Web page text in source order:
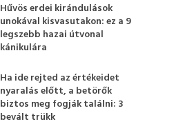
Hűvös erdei kirándulások
unokával kisvasutakon: ez a 9
legszebb hazai útvonal
kánikulára
Ha ide rejted az értékeidet
nyaralás előtt, a betörők
biztos meg fogják találni: 3
bevált trükk